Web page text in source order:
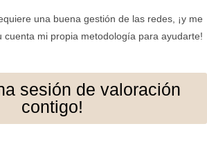
una buena gestión de las redes, ¡y me
cuenta mi propia metodología para ayudarte!
sesión de valoración
contigo!